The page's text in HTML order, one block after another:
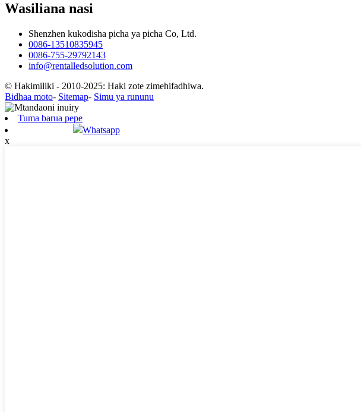
Wasiliana nasi
Shenzhen kukodisha picha ya picha Co, Ltd.
0086-13510835945
0086-755-29792143
info@rentalledsolution.com
© Hakimiliki - 2010-2025: Haki zote zimehifadhiwa.
Bidhaa moto- Sitemap- Simu ya rununu
Tuma barua pepe
Whatsapp
x